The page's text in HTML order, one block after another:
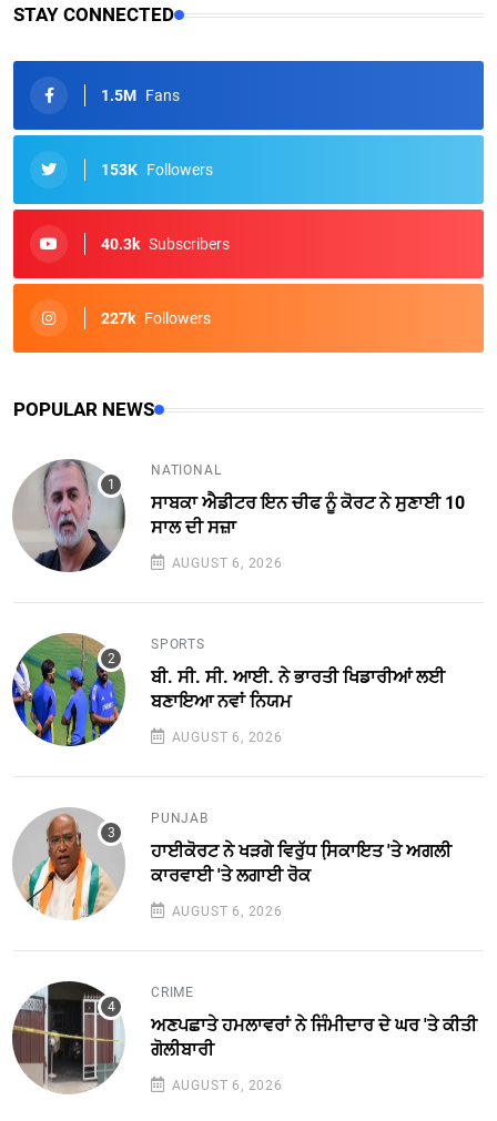
STAY CONNECTED
1.5M Fans
153K Followers
40.3k Subscribers
227k Followers
POPULAR NEWS
NATIONAL
ਸਾਬਕਾ ਐਡੀਟਰ ਇਨ ਚੀਫ ਨੂੰ ਕੋਰਟ ਨੇ ਸੁਣਾਈ 10
ਸਾਲ ਦੀ ਸਜ਼ਾ
AUGUST 6, 2026
SPORTS
ਬੀ. ਸੀ. ਸੀ. ਆਈ. ਨੇ ਭਾਰਤੀ ਖਿਡਾਰੀਆਂ ਲਈ
ਬਣਾਇਆ ਨਵਾਂ ਨਿਯਮ
AUGUST 6, 2026
PUNJAB
ਹਾਈਕੋਰਟ ਨੇ ਖੜਗੇ ਵਿਰੁੱਧ ਸਿ਼ਕਾਇਤ 'ਤੇ ਅਗਲੀ
ਕਾਰਵਾਈ 'ਤੇ ਲਗਾਈ ਰੋਕ
AUGUST 6, 2026
CRIME
ਅਣਪਛਾਤੇ ਹਮਲਾਵਰਾਂ ਨੇ ਜਿੰਮੀਦਾਰ ਦੇ ਘਰ 'ਤੇ ਕੀਤੀ
ਗੋਲੀਬਾਰੀ
AUGUST 6, 2026